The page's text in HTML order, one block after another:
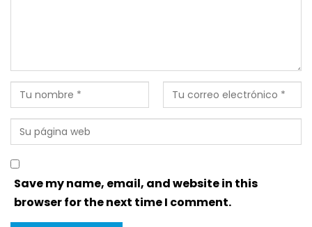
Save my name, email, and website in this
browser for the next time I comment.